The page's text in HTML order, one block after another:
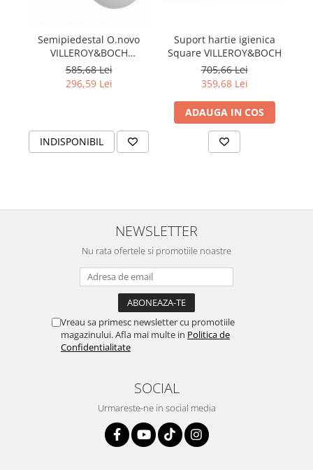
Semipiedestal O.novo
VILLEROY&BOCH
52660001
585,68 Lei
296,59 Lei
INDISPONIBIL
Suport hartie igienica
Square VILLEROY&BOCH
705,66 Lei
359,68 Lei
ADAUGA IN COS
NEWSLETTER
Nu rata ofertele si promotiile noastre
Vreau sa primesc newsletter cu promotiile
magazinului. Afla mai multe in Politica de
Confidentialitate
SOCIAL
Urmareste-ne in social media